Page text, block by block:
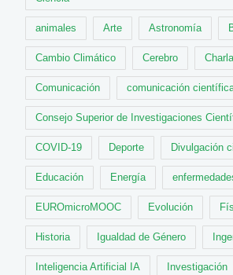
animales Arte Astronomía
Cambio Climático Cerebro
Comunicación comunicación
Consejo Superior de Investigaciones
COVID-19 Deporte Divulgación
Educación Energía
EUROmicroMOOC Evolución
Historia Igualdad de Género
Inteligencia Artificial IA Investigación